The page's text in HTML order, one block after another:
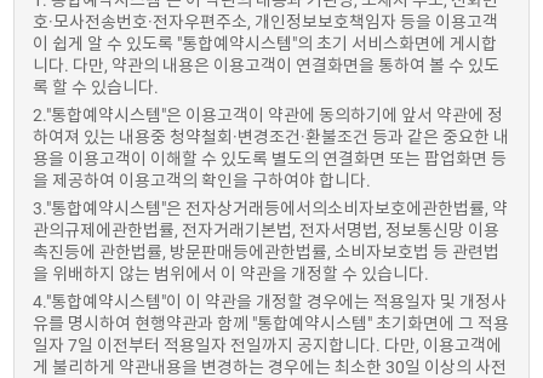
호·모사전송번호·전자우편주소, 개인정보보호책임자 등을 이용고객
이 쉽게 알 수 있도록 "통합예약시스템"의 초기 서비스화면에 게시합
니다. 다만, 약관의 내용은 이용고객이 연결화면을 통하여 볼 수 있도
록 할 수 있습니다.
2."통합예약시스템"은 이용고객이 약관에 동의하기에 앞서 약관에 정
하여져 있는 내용중 청약철회·변경조건·환불조건 등과 같은 중요한 내
용을 이용고객이 이해할 수 있도록 별도의 연결화면 또는 팝업화면 등
을 제공하여 이용고객의 확인을 구하여야 합니다.
3."통합예약시스템"은 전자상거래등에서의소비자보호에관한법률, 약
관의규제에관한법률, 전자거래기본법, 전자서명법, 정보통신망 이용
촉진등에 관한법률, 방문판매등에관한법률, 소비자보호법 등 관련법
을 위배하지 않는 범위에서 이 약관을 개정할 수 있습니다.
4."통합예약시스템"이 이 약관을 개정할 경우에는 적용일자 및 개정사
유를 명시하여 현행약관과 함께 "통합예약시스템" 초기화면에 그 적용
일자 7일 이전부터 적용일자 전일까지 공지합니다. 다만, 이용고객에
게 불리하게 약관내용을 변경하는 경우에는 최소한 30일 이상의 사전